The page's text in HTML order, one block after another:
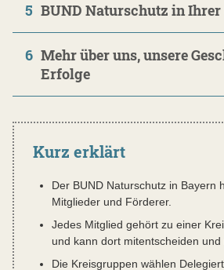
5 BUND Naturschutz in Ihrer
6 Mehr über uns, unsere
Erfolge
Kurz erklärt
Der BUND Naturschutz in Bayern
Mitglieder und Förderer.
Jedes Mitglied gehört zu einer
und kann dort mitentscheiden und
Die Kreisgruppen wählen